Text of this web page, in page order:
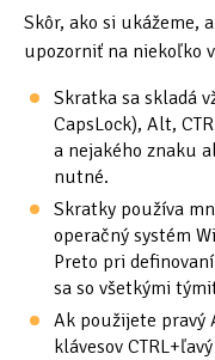
Pracuji sluchem
Pracuji sluchem a
Pracuji zrakem(456)
Pracuji zrakem a
Služby(115)
Software(503)
Asistivní software
Skôr, ako si ukážeme,
upozorniť na niekoľko
Skratka sa skladá
CapsLock), Alt,
a nejakého znaku
nutné.
Skratky používa
operačný systém
Preto pri
sa so všetkými
Ak použijete pravý
klávesov